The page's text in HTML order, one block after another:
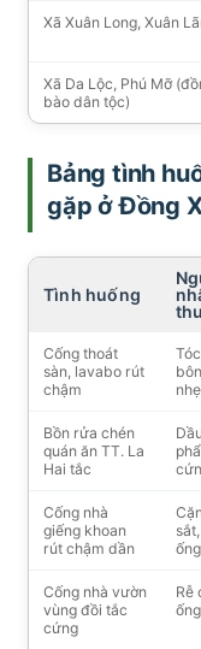
Xã Xuân Long, Xuân
Xã Da Lộc, Phú Mỡ
bào dân tộc)
Bảng tình
gặp ở Đồng
Tình huống
Cống thoát
sàn, lavabo rút
chậm
nhẹ
Bồn rửa chén
quán ăn TT. La
Hai tắc
Cống nhà
giếng khoan
rút chậm dần
ống
Cống nhà vườn
vùng đồi tắc
cứng
Rễ